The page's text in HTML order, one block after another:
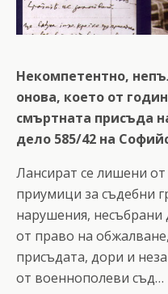
Некомпетентно,
онова, което от
смъртната присъда
дело 585/42 на
Лансират се лишени
приумици за съдебни
нарушения, несъбрани
от право на
присъдата, дори и
от военнополеви съд…